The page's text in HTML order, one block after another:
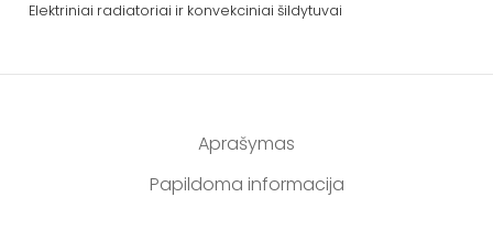
Elektriniai radiatoriai ir konvekciniai šildytuvai
Aprašymas
Papildoma informacija